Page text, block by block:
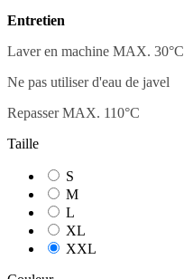
Entretien
Laver en machine MAX. 30°C
Ne pas utiliser d'eau de javel
Repasser MAX. 110°C
Taille
S
M
L
XL
XXL